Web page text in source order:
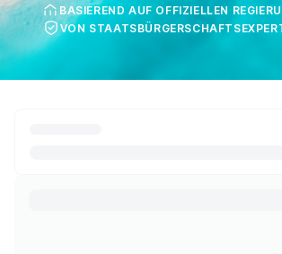
BASIEREND AUF OFFIZIELLEN
VON